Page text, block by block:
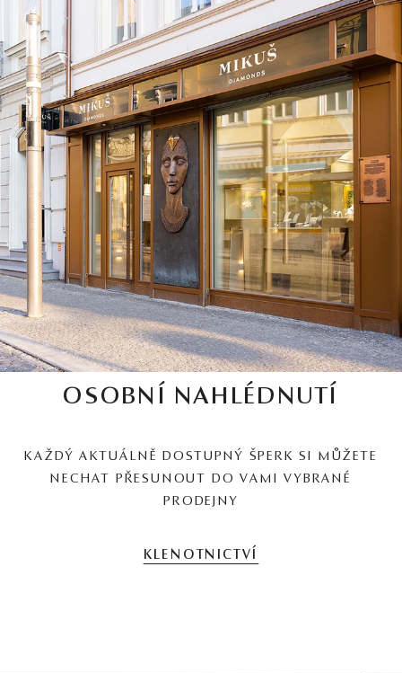
OSOBNÍ NAHLÉDNUTÍ
KAŽDÝ AKTUÁLNĚ DOSTUPNÝ ŠPERK SI MŮŽETE
NECHAT PŘESUNOUT DO VAMI VYBRANÉ
PRODEJNY
KLENOTNICTVÍ